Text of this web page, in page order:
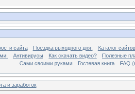
сайта Поездка выходного дня.
Каталог сайтов
Антивирусы Как скачать видео?
Полезные
Сами своими руками
Гостевая книга FAQ
и заработок